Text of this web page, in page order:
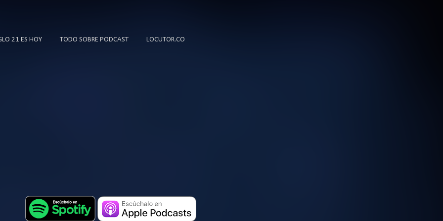
21 ES HOY TODO SOBRE PODCAST LOCUTOR.CO